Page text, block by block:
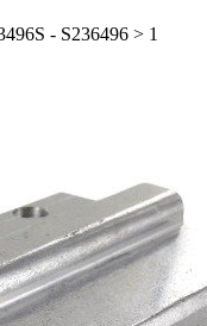
- S236496 > 1